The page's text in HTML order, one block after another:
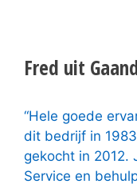
Fred uit
“Hele goede
dit bedrijf in
gekocht in 2012.
Service en